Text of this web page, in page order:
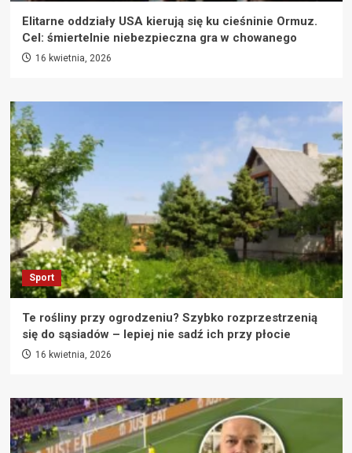
Elitarne oddziały USA kierują się ku cieśninie Ormuz.
Cel: śmiertelnie niebezpieczna gra w chowanego
16 kwietnia, 2026
Sport
Te rośliny przy ogrodzeniu? Szybko rozprzestrzenią
się do sąsiadów – lepiej nie sadź ich przy płocie
16 kwietnia, 2026